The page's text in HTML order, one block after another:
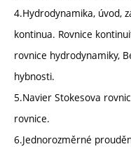
4.Hydrodynamika, úvod,
kontinua. Rovnice
rovnice hydrodynamiky,
hybnosti.
5.Navier Stokesova
rovnice.
6.Jednorozměrné